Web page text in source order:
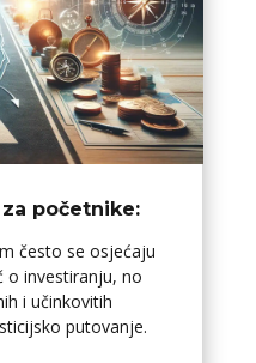
početnike:
često se osjećaju
o investiranju, no
i učinkovitih
putovanje.